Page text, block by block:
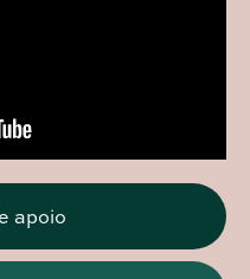
apoio